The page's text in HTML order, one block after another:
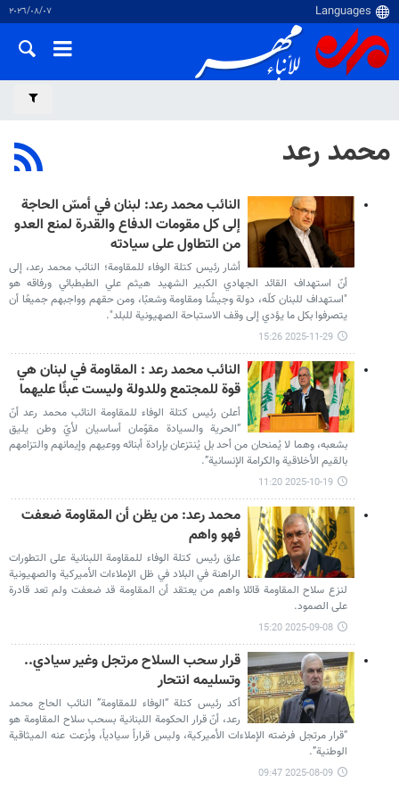
٠٧‏/٠٨‏/٢٠٢٦
محمد رعد
النائب محمد رعد: لبنان في أمسّ الحاجة
إلى كل مقومات الدفاع والقدرة لمنع العدو
من التطاول على سيادته
أشار رئيس كتلة الوفاء للمقاومة؛ النائب محمد رعد، إلى
أنّ استهداف القائد الجهادي الكبير الشهيد هيثم علي الطبطبائي ورفاقه هو
"استهداف للبنان كلّه، دولة وجيشًا ومقاومة وشعبًا، ومن حقهم وواجبهم جميعًا أن
يتصرفوا بكل ما يؤدي إلى وقف الاستباحة الصهيونية للبلد".
2025-11-29 15:26
النائب محمد رعد : المقاومة في لبنان هي
قوة للمجتمع وللدولة وليست عبئًا عليهما
أعلن رئيس كتلة الوفاء للمقاومة النائب محمد رعد أنّ
“الحرية والسيادة مقوّمان أساسيان لأيّ وطن يليق
بشعبه، وهما لا يُمنحان من أحد بل يُنتزعان بإرادة أبنائه ووعيهم وإيمانهم والتزامهم
بالقيم الأخلاقية والكرامة الإنسانية”.
2025-10-19 11:20
محمد رعد: من يظن أن المقاومة ضعفت
فهو واهم
علق رئيس كتلة الوفاء للمقاومة اللبنانية على التطورات
الراهنة في البلاد في ظل الإملاءات الأميركية والصهيونية
لنزع سلاح المقاومة قائلا واهم من يعتقد أن المقاومة قد ضعفت ولم تعد قادرة
على الصمود.
2025-09-08 15:20
قرار سحب السلاح مرتجل وغير سيادي..
وتسليمه انتحار
أكد رئيس كتلة “الوفاء للمقاومة” النائب الحاج محمد
رعد، أنّ قرار الحكومة اللبنانية بسحب سلاح المقاومة هو
“قرار مرتجل فرضته الإملاءات الأميركية، وليس قراراً سيادياً، ونُزعت عنه الميثاقية
الوطنية”.
2025-08-09 09:47